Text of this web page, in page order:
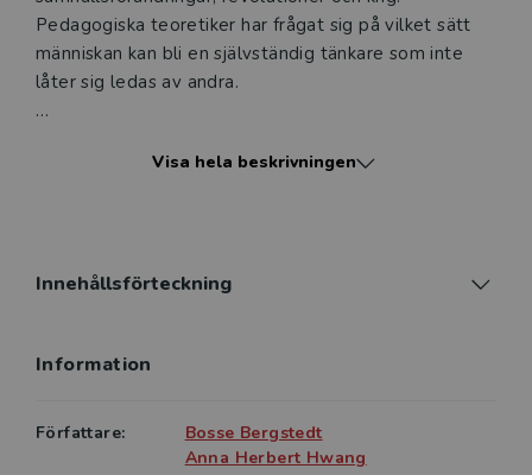
Pedagogiska teoretiker har frågat sig på vilket sätt
människan kan bli en självständig tänkare som inte
låter sig ledas av andra.
och filosofer från antiken fram till i dag. Det är kvinnor
kamp för att tänka kritiskt och annorlunda har de
nya forskare, vilket gör den ännu mera aktuell för vår
tids pedagogik. Boken utmärks av att den
Visa hela beskrivningen
Innehållsförteckning
Information
Författare:
Bosse Bergstedt
Anna Herbert Hwang